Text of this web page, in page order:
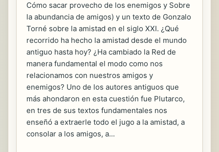
Cómo sacar provecho de los enemigos y Sobre
la abundancia de amigos) y un texto de Gonzalo
Torné sobre la amistad en el siglo XXI. ¿Qué
recorrido ha hecho la amistad desde el mundo
antiguo hasta hoy? ¿Ha cambiado la Red de
manera fundamental el modo como nos
relacionamos con nuestros amigos y
enemigos? Uno de los autores antiguos que
más ahondaron en esta cuestión fue Plutarco,
en tres de sus textos fundamentales nos
enseñó a extraerle todo el jugo a la amistad, a
consolar a los amigos, a...